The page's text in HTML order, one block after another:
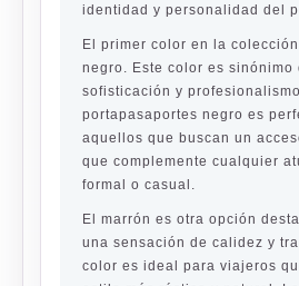
identidad y personalidad del
El primer color en la
negro. Este color es sinónimo
sofisticación y
portapasaportes negro es
aquellos que buscan un
que complemente cualquier
formal o casual.
El marrón es otra opción
una sensación de calidez y
color es ideal para viajeros